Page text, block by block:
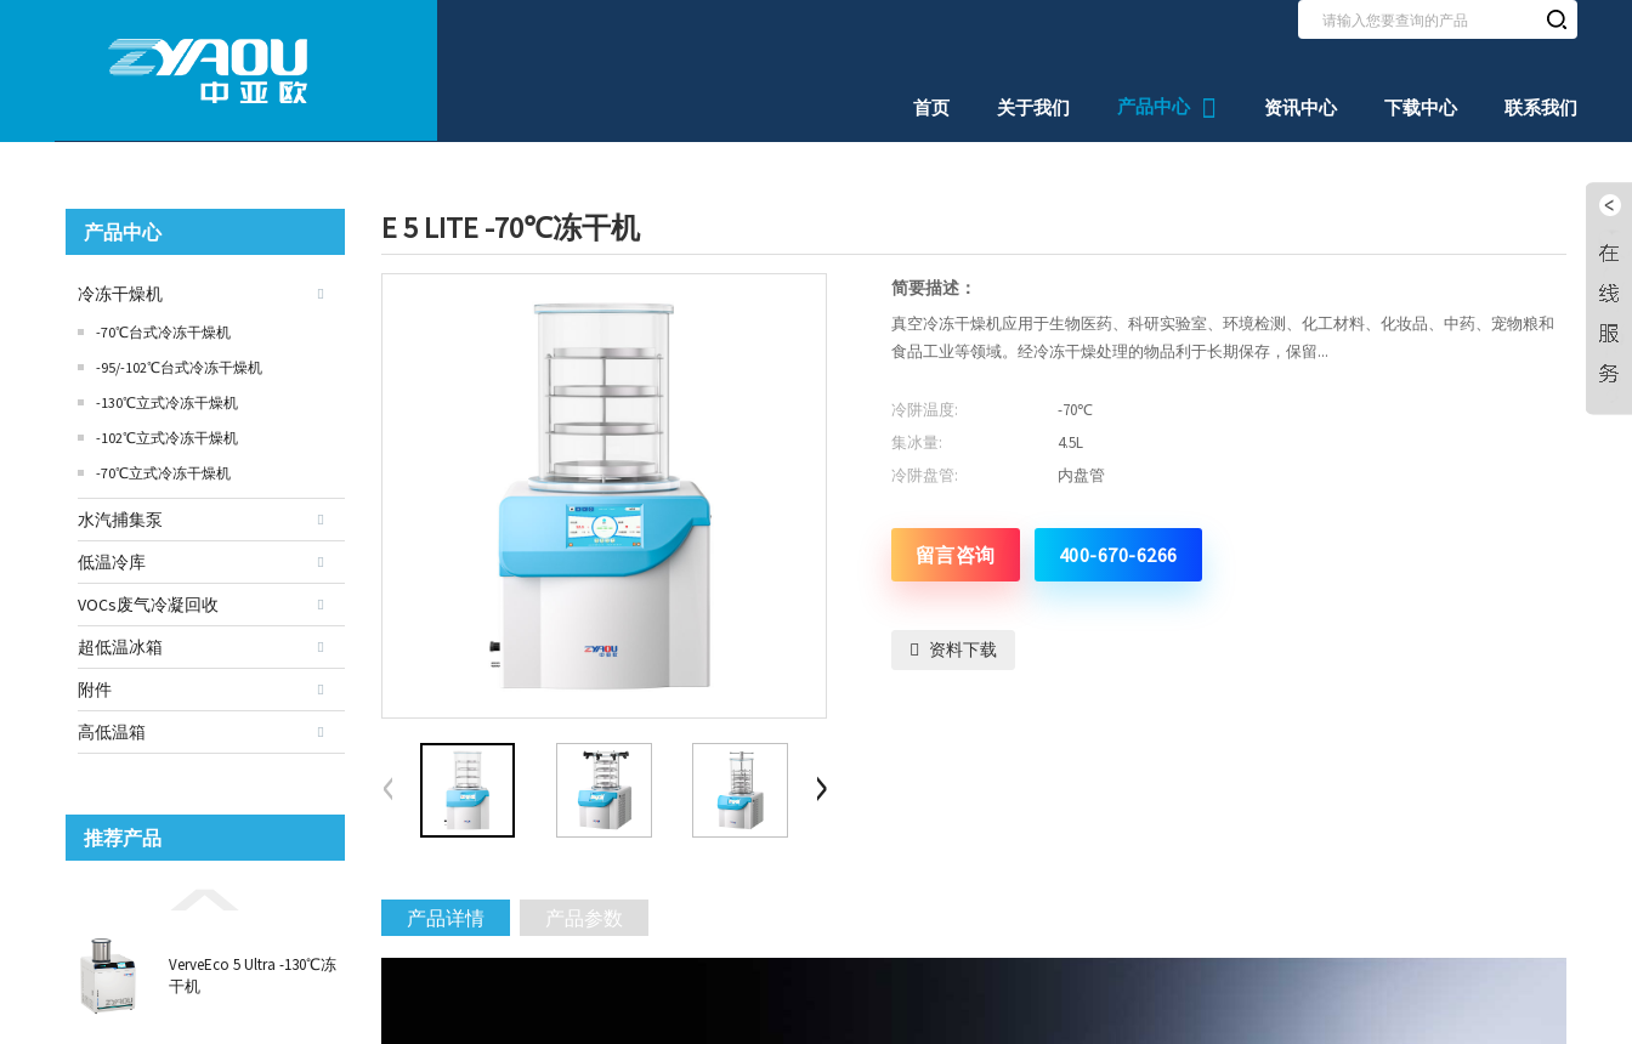
首页 关于我们 产品中心 资讯中心 下载中心 联系我们
产品中心
冷冻干燥机
-70℃台式冷冻干燥机
-95/-102℃台式冷冻干燥机
-130℃立式冷冻干燥机
-102℃立式冷冻干燥机
-70℃立式冷冻干燥机
水汽捕集泵
低温冷库
VOCs废气冷凝回收
超低温冰箱
附件
高低温箱
推荐产品
VerveEco 5 Ultra -130℃冻
干机
E 5 LITE -70℃冻干机
简要描述：
真空冷冻干燥机应用于生物医药、科研实验室、环境检测、化工材料、化妆品、中药、宠物粮和
食品工业等领域。经冷冻干燥处理的物品利于长期保存，保留...
冷阱温度:
-70℃
集冰量:
4.5L
冷阱盘管:
内盘管
留言咨询 400-670-6266
资料下载
产品详情 产品参数